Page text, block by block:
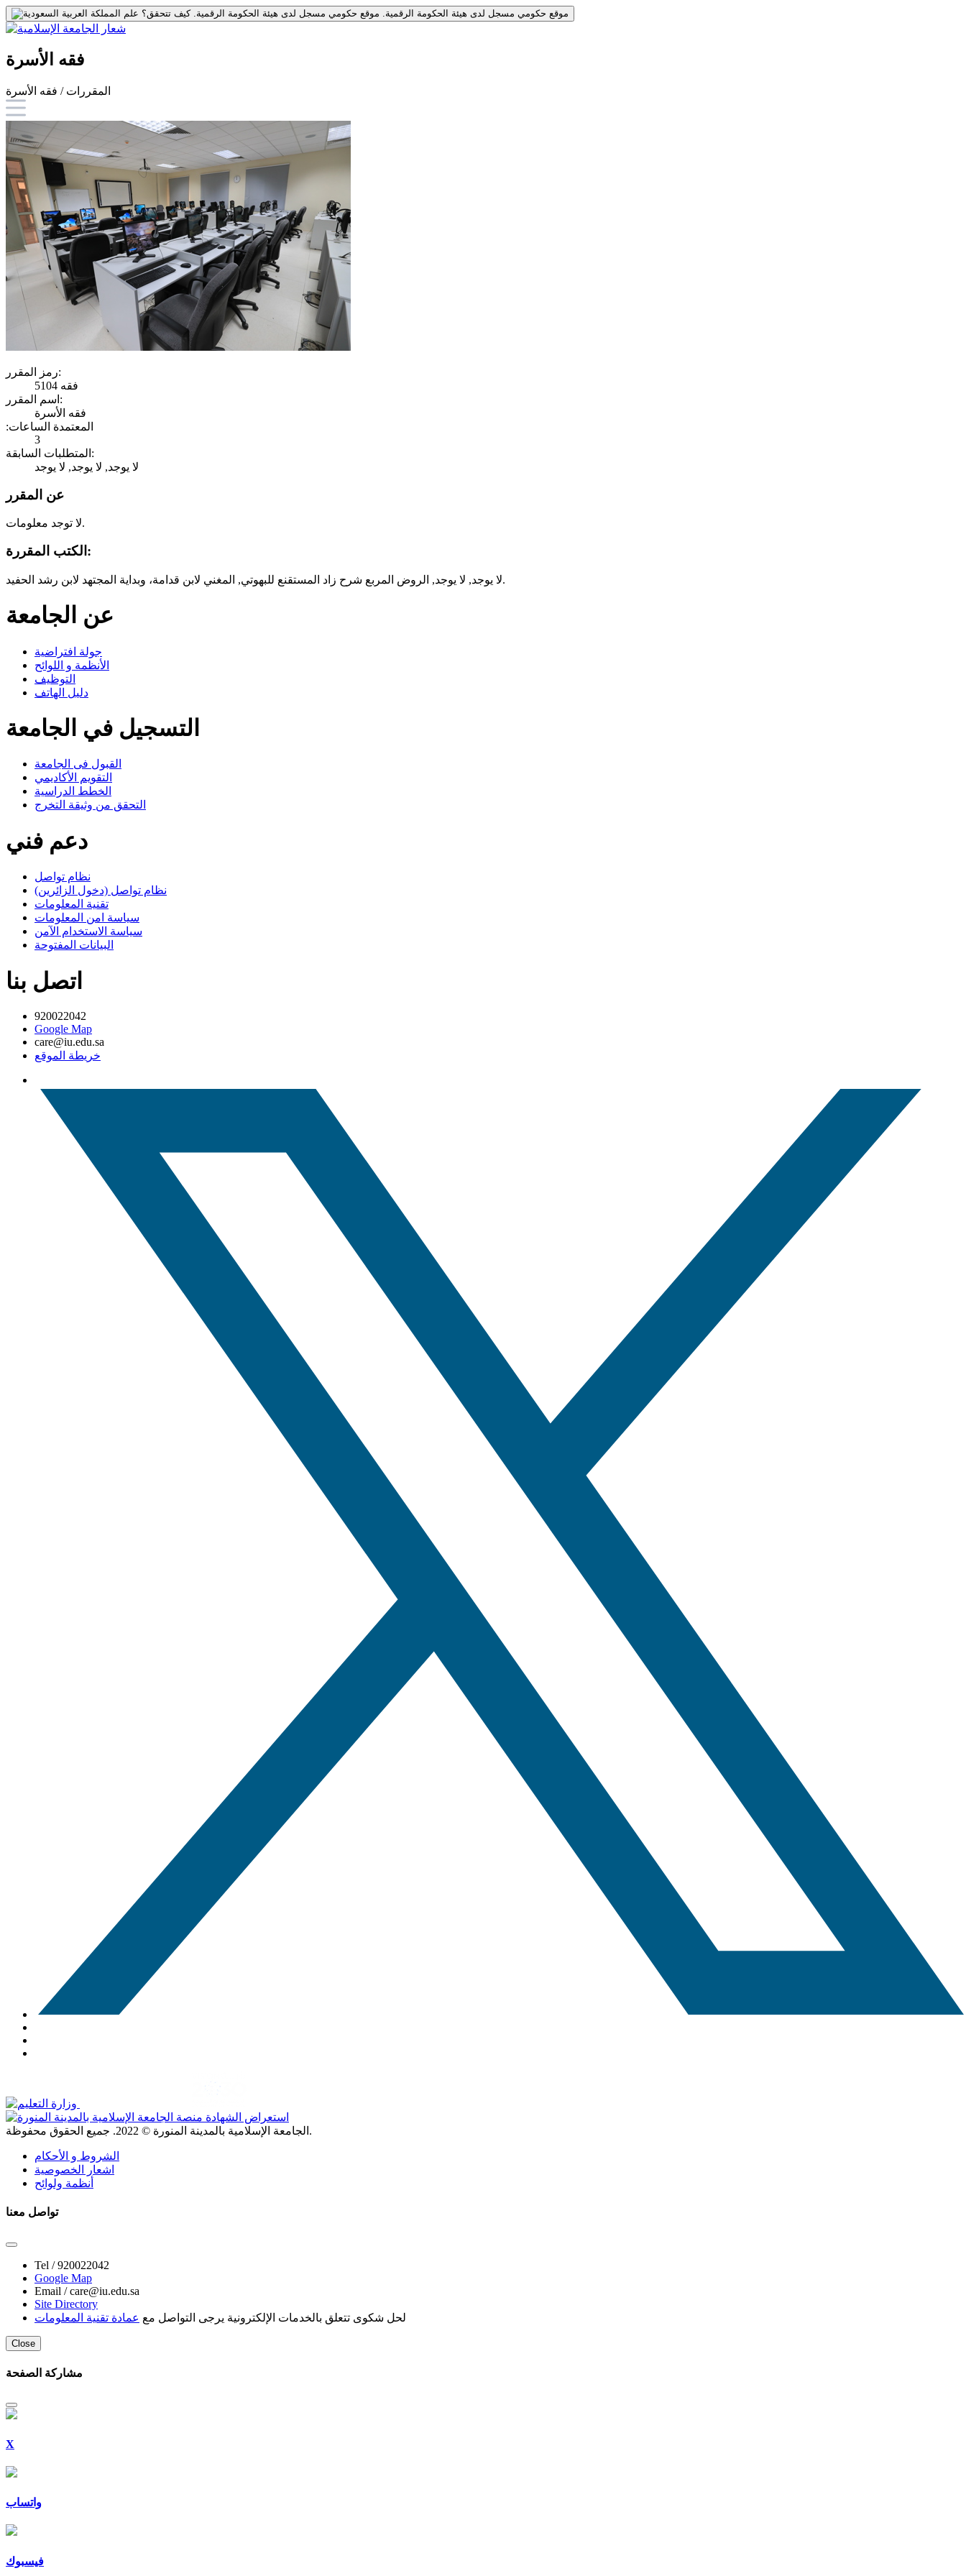
موقع حكومي مسجل لدى هيئة الحكومة الرقمية. موقع حكومي مسجل لدى هيئة الحكومة الرقمية.كيف تتحقق؟
فقه الأسرة
المقررات / فقه الأسرة
رمز المقرر:
فقه 5104
اسم المقرر:
فقه الأسرة
:المعتمدة الساعات
3
المتطلبات السابقة:
لا يوجد, لا يوجد, لا يوجد
عن المقرر
لا توجد معلومات.
الكتب المقررة:
لا يوجد, لا يوجد, الروض المربع شرح زاد المستقنع للبهوتي, المغني لابن قدامة، وبداية المجتهد لابن رشد الحفيد.
عن الجامعة
جولة افتراضية
الأنظمة و اللوائح
التوظيف
دليل الهاتف
التسجيل في الجامعة
القبول فى الجامعة
التقويم الأكاديمي
الخطط الدراسية
التحقق من وثيقة التخرج
دعم فني
نظام تواصل
نظام تواصل (دخول الزائرين)
تقنية المعلومات
سياسة امن المعلومات
سياسة الاستخدام الآمن
البيانات المفتوحة
اتصل بنا
920022042
Google Map
care@iu.edu.sa
خريطة الموقع
الجامعة الإسلامية بالمدينة المنورة © 2022 . جميع الحقوق محفوظة.
الشروط و الأحكام
اشعار الخصوصية
أنظمة ولوائح
تواصل معنا
Tel /920022042
Google Map
Email /care@iu.edu.sa
Site Directory
لحل شكوى تتعلق بالخدمات الإلكترونية يرجى التواصل مع عمادة تقنية المعلومات
Close
مشاركة الصفحة
X
واتساب
فيسبوك